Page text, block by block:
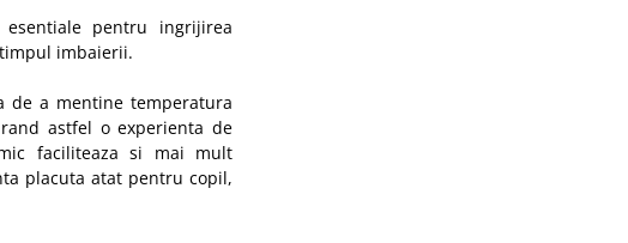
pentru ingrijirea
imbaierii.
de a mentine temperatura
astfel o experienta de
faciliteaza si mai mult
placuta atat pentru copil,